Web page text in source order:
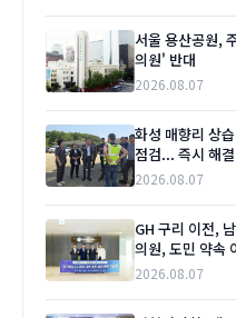
서울 용산공원,
의원' 반대
2026.08.07
화성 매향리 상
점검... 즉시 해
2026.08.07
GH 구리 이전,
의원, 도민 약속
2026.08.07